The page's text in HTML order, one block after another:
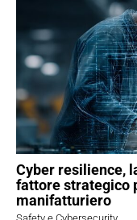
Cyber resilience,
fattore strategico
manifatturiero